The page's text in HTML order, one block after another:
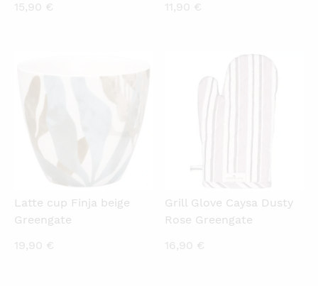
15,90 €
11,90 €
Latte cup Finja beige
Greengate
19,90 €
Grill Glove Caysa Dusty
Rose Greengate
16,90 €